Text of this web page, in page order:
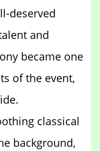
deserved
and
became one
of the event,
classical
background,